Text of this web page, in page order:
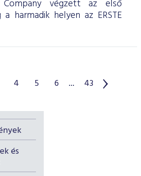
és
végzett az első
harmadik helyen az ERSTE
4 5 6 ... 43